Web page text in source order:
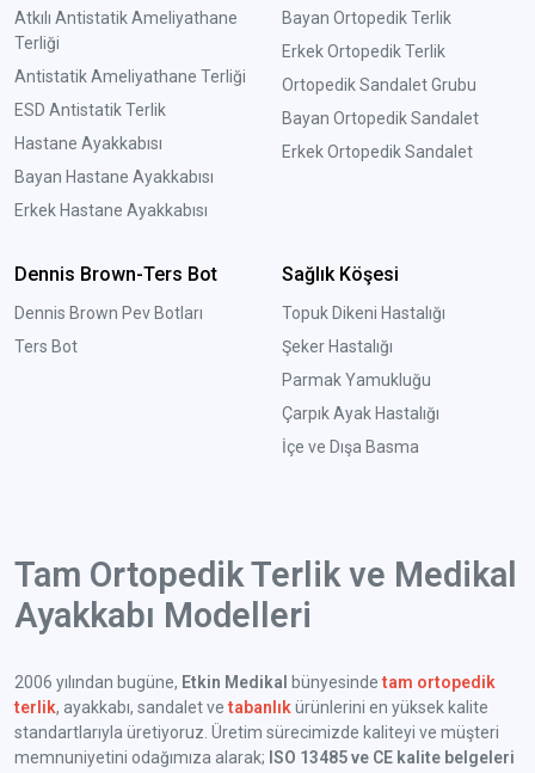
Atkılı Antistatik Ameliyathane
Terliği
Antistatik Ameliyathane Terliği
ESD Antistatik Terlik
Hastane Ayakkabısı
Bayan Hastane Ayakkabısı
Erkek Hastane Ayakkabısı
Bayan Ortopedik Terlik
Erkek Ortopedik Terlik
Ortopedik Sandalet Grubu
Bayan Ortopedik Sandalet
Erkek Ortopedik Sandalet
Dennis Brown-Ters Bot
Dennis Brown Pev Botları
Ters Bot
Sağlık Köşesi
Topuk Dikeni Hastalığı
Şeker Hastalığı
Parmak Yamukluğu
Çarpık Ayak Hastalığı
İçe ve Dışa Basma
Tam Ortopedik Terlik ve Medikal
Ayakkabı Modelleri
2006 yılından bugüne, Etkin Medikal bünyesindetam ortopedik
terlik, ayakkabı, sandalet vetabanlık ürünlerini en yüksek kalite
standartlarıyla üretiyoruz. Üretim sürecimizde kaliteyi ve müşteri
memnuniyetini odağımıza alarak; ISO 13485 ve CE kalite belgeleri